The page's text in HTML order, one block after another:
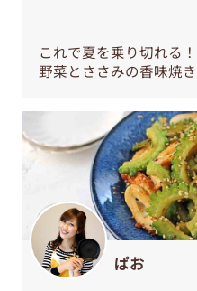
これで夏を乗り切れる
野菜とささみの香味焼き
ぱお